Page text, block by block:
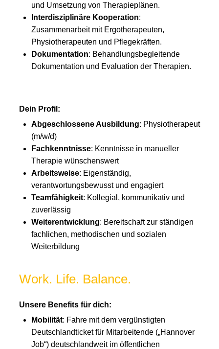
und Umsetzung von Therapieplänen.
Interdisziplinäre Kooperation:
Zusammenarbeit mit Ergotherapeuten,
Physiotherapeuten und Pflegekräften.
Dokumentation: Behandlungsbegleitende
Dokumentation und Evaluation der Therapien.
Dein Profil:
Abgeschlossene Ausbildung: Physiotherapeut
(m/w/d)
Fachkenntnisse: Kenntnisse in manueller
Therapie wünschenswert
Arbeitsweise: Eigenständig,
verantwortungsbewusst und engagiert
Teamfähigkeit: Kollegial, kommunikativ und
zuverlässig
Weiterentwicklung: Bereitschaft zur ständigen
fachlichen, methodischen und sozialen
Weiterbildung
Work. Life. Balance.
Unsere Benefits für dich:
Mobilität: Fahre mit dem vergünstigten
Deutschlandticket für Mitarbeitende („Hannover
Job“) deutschlandweit im öffentlichen